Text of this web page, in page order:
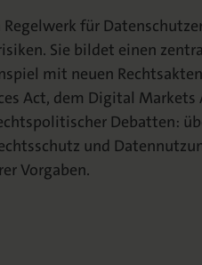
für
Sie bildet einen
mit neuen
Act, dem Digital
Debatten:
und
Vorgaben.